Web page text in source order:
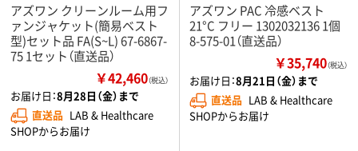
アズワン クリーンルーム用フ
ァンジャケット(簡易ベスト
型)セット品 FA(S~L) 67-6867-
75 1セット（直送品）
￥42,460（税込）
お届け日：8月28日（金）まで
直送品 LAB & Healthcare
SHOPからお届け
アズワン PAC 冷感ベスト
21°C フリー 1302032136 1個
8-575-01（直送品）
￥35,740（税込）
お届け日：8月21日（金）まで
直送品 LAB & Healthcare
SHOPからお届け